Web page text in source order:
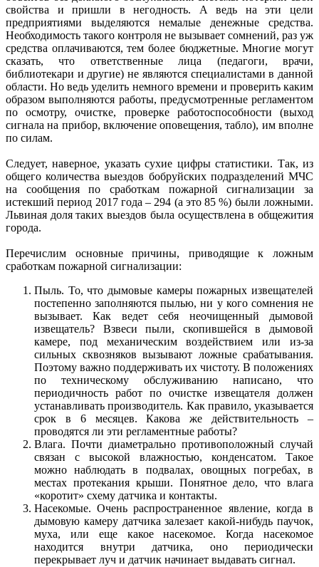
свойства и пришли в негодность. А ведь на эти цели
предприятиями выделяются немалые денежные средства.
Необходимость такого контроля не вызывает сомнений, раз уж
средства оплачиваются, тем более бюджетные. Многие могут
сказать, что ответственные лица (педагоги, врачи,
библиотекари и другие) не являются специалистами в данной
области. Но ведь уделить немного времени и проверить каким
образом выполняются работы, предусмотренные регламентом
по осмотру, очистке, проверке работоспособности (выход
сигнала на прибор, включение оповещения, табло), им вполне
по силам.
Следует, наверное, указать сухие цифры статистики. Так, из
общего количества выездов бобруйских подразделений МЧС
на сообщения по сработкам пожарной сигнализации за
истекший период 2017 года – 294 (а это 85 %) были ложными.
Львиная доля таких выездов была осуществлена в общежития
города.
Перечислим основные причины, приводящие к ложным
сработкам пожарной сигнализации:
Пыль. То, что дымовые камеры пожарных извещателей
постепенно заполняются пылью, ни у кого сомнения не
вызывает. Как ведет себя неочищенный дымовой
извещатель? Взвеси пыли, скопившейся в дымовой
камере, под механическим воздействием или из-за
сильных сквозняков вызывают ложные срабатывания.
Поэтому важно поддерживать их чистоту. В положениях
по техническому обслуживанию написано, что
периодичность работ по очистке извещателя должен
устанавливать производитель. Как правило, указывается
срок в 6 месяцев. Какова же действительность –
проводятся ли эти регламентные работы?
Влага. Почти диаметрально противоположный случай
связан с высокой влажностью, конденсатом. Такое
можно наблюдать в подвалах, овощных погребах, в
местах протекания крыши. Понятное дело, что влага
«коротит» схему датчика и контакты.
Насекомые. Очень распространенное явление, когда в
дымовую камеру датчика залезает какой-нибудь паучок,
муха, или еще какое насекомое. Когда насекомое
находится внутри датчика, оно периодически
перекрывает луч и датчик начинает выдавать сигнал.